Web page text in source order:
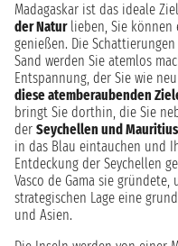
Madagaskar ist das ideale
der Naturlieben, Sie können
genießen. Die
Sand werden Sie atemlos
Entspannung, der Sie wie
diese atemberaubenden
bringt Sie dorthin, die Sie
der Seychellen und Mauritius
in das Blau eintauchen und
Entdeckung der Seychellen
Vasco de Gama sie
strategischen Lage eine
und Asien.